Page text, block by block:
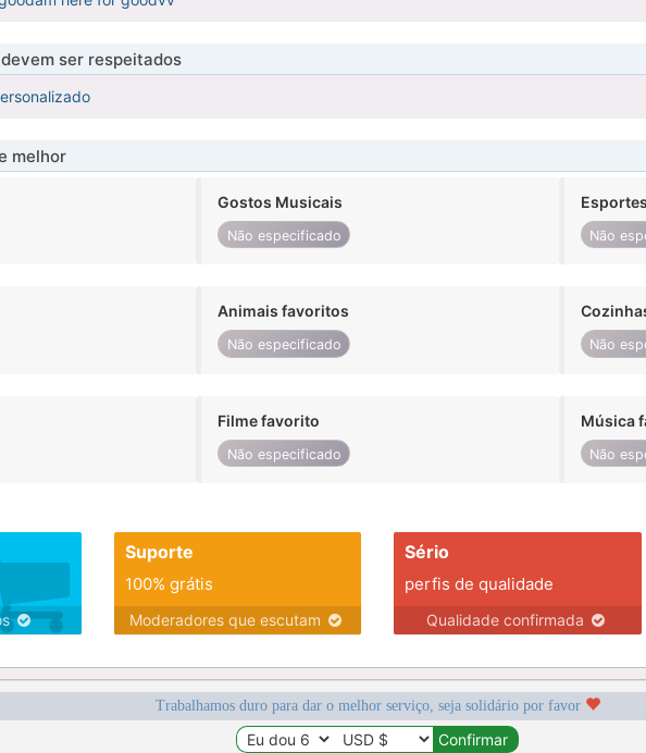
ser respeitados
melhor
Gostos Musicais
Não especificado Não
Animais favoritos
Não especificado Não
Filme favorito
Não especificado
Música
Não
Suporte
100% grátis
Moderadores que escutam
Sério
perfis de qualidade
Qualidade confirmada
Trabalhamos duro para dar o melhor serviço, seja solidário por favor